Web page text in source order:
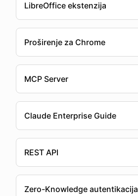
LibreOffice ekstenzija
Proširenje za Chrome
MCP Server
Claude Enterprise Guide
REST API
Zero-Knowledge autentikacija